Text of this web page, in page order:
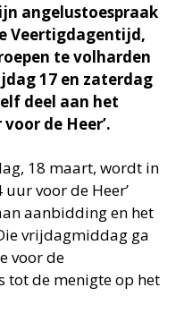
angelustoespraak
Veertigdagentijd,
te volharden
17 en zaterdag
deel aan het
de Heer’.
18 maart, wordt in
voor de Heer’
aanbidding en het
vrijdagmiddag ga
voor de
tot de menigte op het